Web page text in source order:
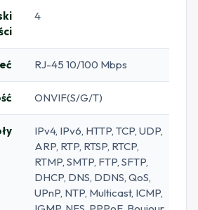
4
RJ-45 10/100 Mbps
ONVIF(S/G/T)
IPv4, IPv6, HTTP, TCP, UDP,
ARP, RTP, RTSP, RTCP,
RTMP, SMTP, FTP, SFTP,
DHCP, DNS, DDNS, QoS,
UPnP, NTP, Multicast, ICMP,